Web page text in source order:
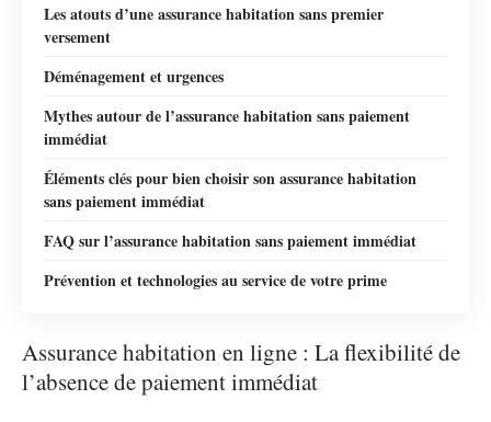
Les atouts d’une assurance habitation sans premier
versement
Déménagement et urgences
Mythes autour de l’assurance habitation sans paiement
immédiat
Éléments clés pour bien choisir son assurance habitation
sans paiement immédiat
FAQ sur l’assurance habitation sans paiement immédiat
Prévention et technologies au service de votre prime
Assurance habitation en ligne : La flexibilité de
l’absence de paiement immédiat